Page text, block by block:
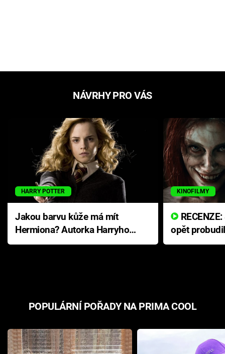
NÁVRHY PRO VÁS
HARRY POTTER
Jakou barvu kůže má mít
Hermiona? Autorka Harryho
Pottera přišla s ráznou
KINOFILMY
opět
přichází s
POPULÁRNÍ POŘADY NA PRIMA COOL